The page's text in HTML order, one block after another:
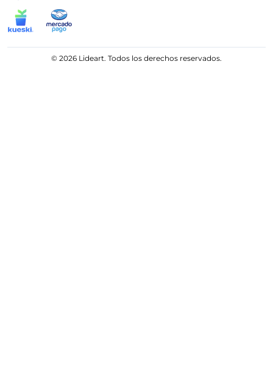
© 2026 Lideart. Todos los derechos reservados.